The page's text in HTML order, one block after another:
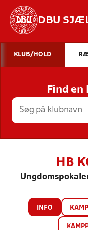
DBU
STILLINGER,
KLUB/HOLD
Find
HB
INFO